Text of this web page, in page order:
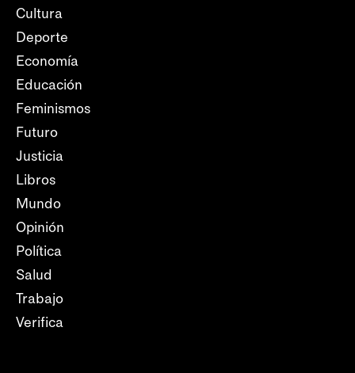
Cultura
Deporte
Economía
Educación
Feminismos
Futuro
Justicia
Libros
Mundo
Opinión
Política
Salud
Trabajo
Verifica